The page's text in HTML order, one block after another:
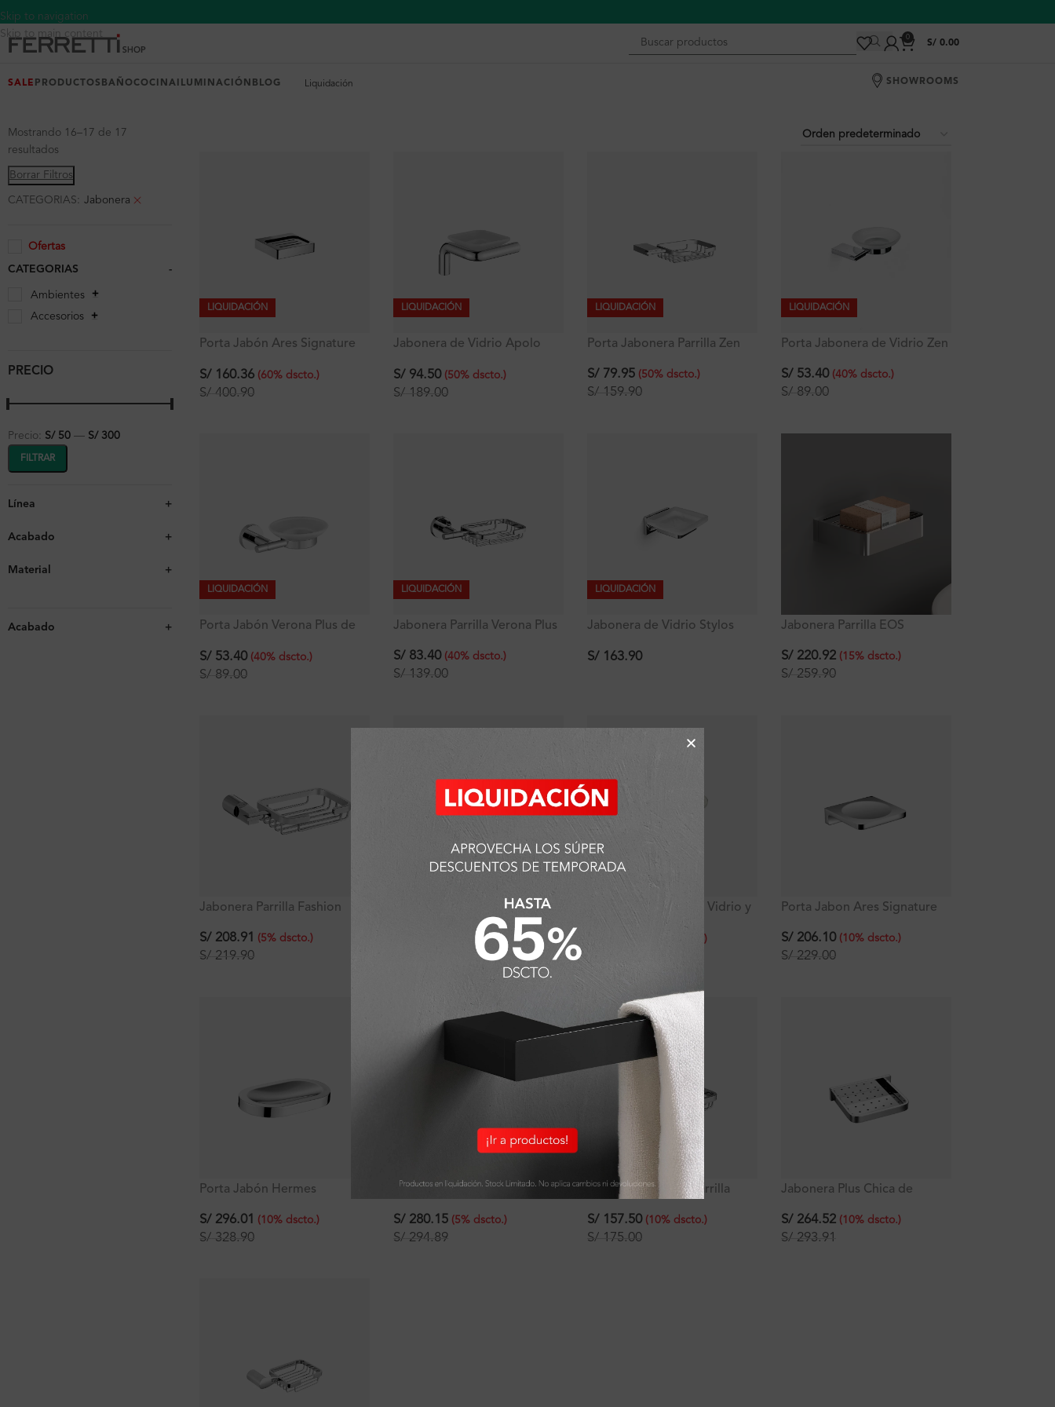
Skip to navigation
Skip to main content
0
S/ 0.00
SALE PRODUCTOS BAÑOCOCINA ILUMINACIÓN BLOG Liquidación SHOWROOMS
Mostrando 16–17 de 17
resultados
Borrar Filtros
CATEGORIAS: Jabonera
Ofertas
CATEGORIAS -
Ambientes
Accesorios
PRECIO
FILTRAR
Precio: S/ 50 — S/ 300
Línea +
Acabado +
Material +
Acabado +
LIQUIDACIÓN
Porta Jabón Ares Signature
S/ 160.36 (60% dscto.)
S/ 400.90
LIQUIDACIÓN
Jabonera de Vidrio Apolo
S/ 94.50 (50% dscto.)
S/ 189.00
LIQUIDACIÓN
Porta Jabonera Parrilla Zen
S/ 79.95 (50% dscto.)
S/ 159.90
LIQUIDACIÓN
Porta Jabonera de Vidrio Zen
S/ 53.40 (40% dscto.)
S/ 89.00
LIQUIDACIÓN
Porta Jabón Verona Plus de
S/ 53.40 (40% dscto.)
S/ 89.00
LIQUIDACIÓN
Jabonera Parrilla Verona Plus
S/ 83.40 (40% dscto.)
S/ 139.00
LIQUIDACIÓN
Jabonera de Vidrio Stylos
S/ 163.90
Jabonera Parrilla EOS
S/ 220.92 ( 15% dscto.)
S/ 259.90
Jabonera Parrilla Fashion
S/ 208.91 (5% dscto.)
S/ 219.90
Jabonera de Vidrio Fashion
dscto.)
Porta Jabón Zero de Vidrio y
Acero Inoxidable Ferretti
dscto.)
Porta Jabon Ares Signature
S/ 206.10 ( 10% dscto.)
S/ 229.00
Porta Jabón Hermes
S/ 296.01 ( 10% dscto.)
S/ 328.90
Jabonera Parrilla Venus Plus
S/ 280.15 (5% dscto.)
S/ 294.89
Jabonera Holland Parrilla
S/ 157.50 (10% dscto.)
S/ 175.00
Jabonera Plus Chica de
S/ 264.52 ( 10% dscto.)
S/ 293.91